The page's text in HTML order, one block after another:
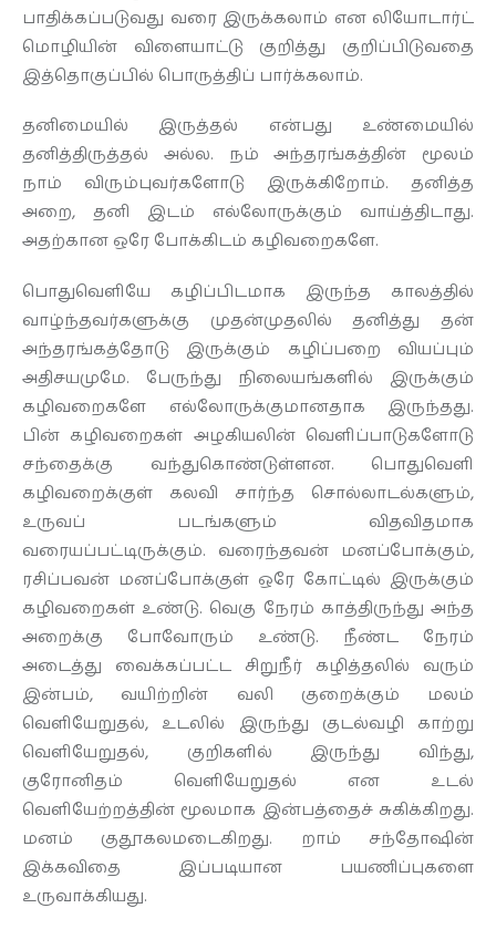
பாதிக்கப்படுவது வரை இருக்கலாம் என லியோடார்ட்
மொழியின் விளையாட்டு குறித்து குறிப்பிடுவதை
இத்தொகுப்பில் பொருத்திப் பார்க்கலாம்.
தனிமையில் இருத்தல் என்பது உண்மையில்
தனித்திருத்தல் அல்ல. நம் அந்தரங்கத்தின் மூலம்
நாம் விரும்புவர்களோடு இருக்கிறோம். தனித்த
அறை, தனி இடம் எல்லோருக்கும் வாய்த்திடாது.
அதற்கான ஒரே போக்கிடம் கழிவறைகளே.
பொதுவெளியே கழிப்பிடமாக இருந்த காலத்தில்
வாழ்ந்தவர்களுக்கு முதன்முதலில் தனித்து தன்
அந்தரங்கத்தோடு இருக்கும் கழிப்பறை வியப்பும்
அதிசயமுமே. பேருந்து நிலையங்களில் இருக்கும்
கழிவறைகளே எல்லோருக்குமானதாக இருந்தது.
பின் கழிவறைகள் அழகியலின் வெளிப்பாடுகளோடு
சந்தைக்கு வந்துகொண்டுள்ளன. பொதுவெளி
கழிவறைக்குள் கலவி சார்ந்த சொல்லாடல்களும்,
உருவப் படங்களும் விதவிதமாக
வரையப்பட்டிருக்கும். வரைந்தவன் மனப்போக்கும்,
ரசிப்பவன் மனப்போக்குள் ஒரே கோட்டில் இருக்கும்
கழிவறைகள் உண்டு. வெகு நேரம் காத்திருந்து அந்த
அறைக்கு போவோரும் உண்டு. நீண்ட நேரம்
அடைத்து வைக்கப்பட்ட சிறுநீர் கழித்தலில் வரும்
இன்பம், வயிற்றின் வலி குறைக்கும் மலம்
வெளியேறுதல், உடலில் இருந்து குடல்வழி காற்று
வெளியேறுதல், குறிகளில் இருந்து விந்து,
குரோனிதம் வெளியேறுதல் என உடல்
வெளியேற்றத்தின் மூலமாக இன்பத்தைச் சுகிக்கிறது.
மனம் குதூகலமடைகிறது. றாம் சந்தோஷின்
இக்கவிதை இப்படியான பயணிப்புகளை
உருவாக்கியது.